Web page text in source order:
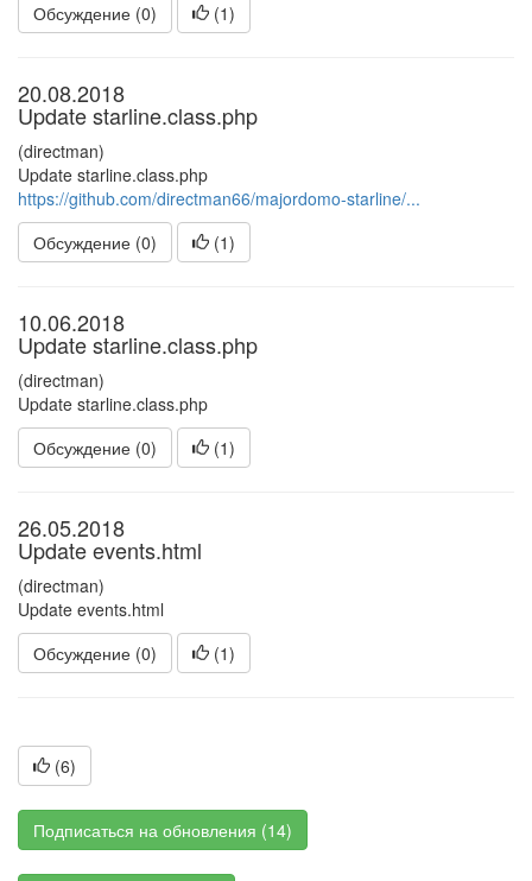
Обсуждение (0)
(1)
20.08.2018
Update starline.class.php
(directman)
Update starline.class.php
https://github.com/directman66/majordomo-starline/...
Обсуждение (0)
(1)
10.06.2018
Update starline.class.php
(directman)
Update starline.class.php
Обсуждение (0)
(1)
26.05.2018
Update events.html
(directman)
Update events.html
Обсуждение (0)
(1)
(6)
Подписаться на обновления (14)